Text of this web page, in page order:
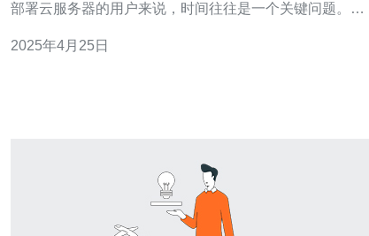
部署云服务器的用户来说，时间往往是一个关键问题。本
在最短时间内完成云服务器的部署。 在选择云服务器提供
2025年4月25日